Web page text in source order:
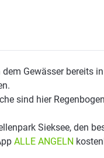
Gewässer bereits
sind hier
Sieksee, den
ALLE ANGELN